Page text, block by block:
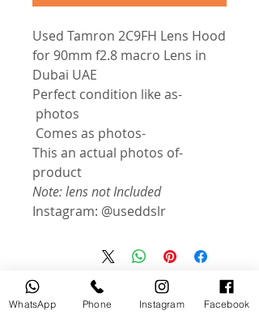
Used Tamron 2C9FH Lens Hood
for 90mm f2.8 macro Lens in
Dubai UAE
-Perfect condition like as
photos
-Comes as photos
-This an actual photos of
product
Note: lens not Included
Instagram: @useddslr
منتجات ذات صلة WhatsApp Phone Instagram Facebook